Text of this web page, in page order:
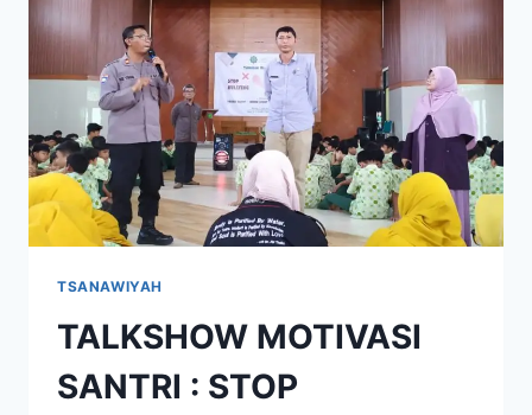
TSANAWIYAH
TALKSHOW MOTIVASI
SANTRI : STOP